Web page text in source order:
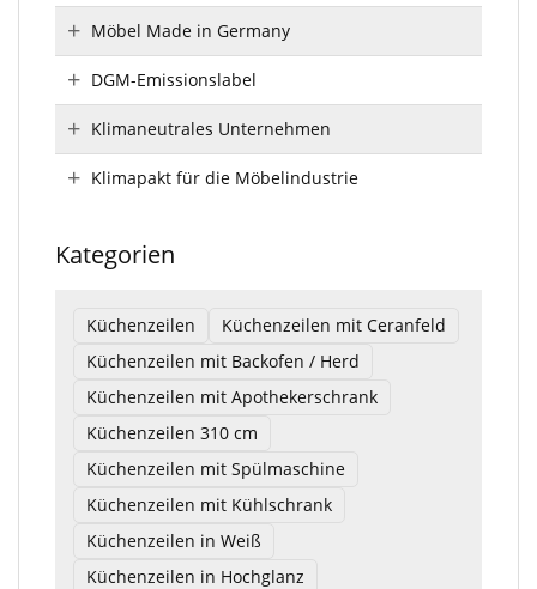
Möbel Made in Germany
DGM-Emissionslabel
Klimaneutrales Unternehmen
Klimapakt für die Möbelindustrie
Kategorien
Küchenzeilen
Küchenzeilen mit Ceranfeld
Küchenzeilen mit Backofen / Herd
Küchenzeilen mit Apothekerschrank
Küchenzeilen 310 cm
Küchenzeilen mit Spülmaschine
Küchenzeilen mit Kühlschrank
Küchenzeilen in Weiß
Küchenzeilen in Hochglanz